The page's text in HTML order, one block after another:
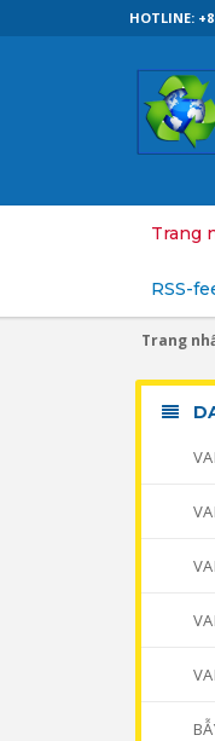
HOTLINE:
Trang
RSS-
Trang